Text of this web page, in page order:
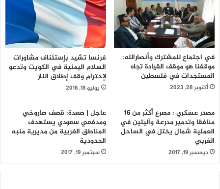
في اجتماع للمشترك وأنصارالله:
موقفنا هو موقف القيادة تجاه
المستجدات في فلسطين
أكتوبر 28, 2023
فرنسا تشيد بإستئناف مشاورات
السلام اليمنية في الكويت وتدعو
لإحترام وقف إطلاق النار
يوليو 18, 2016
مصدر عسكري : مصرع أكثر من 16
منافقا وتدمير مدرعة وآليتين في
العملية شمال يختل في الساحل
الغربي
ديسمبر 19, 2017
عاجل | صعدة: قصف صاروخي
ومدفعي سعودي يستهدف
المناطق الغربية من مديرية منبه
الحدودية
سبتمبر 19, 2017